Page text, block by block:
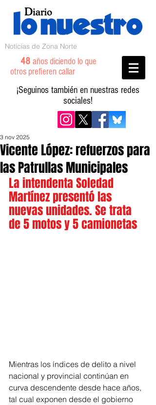
Noticias de Zona Norte
48 años diciendo lo que
otros prefieren callar
¡Seguinos también en nuestras redes
sociales!
Vicente López: refuerzos para
las Patrullas Municipales
3 nov 2025
La intendenta Soledad
Martínez presentó las
nuevas unidades. Se trata
de 5 motos y 5 camionetas
Mientras los índices de delito a nivel
nacional y provincial continúan en
curva descendente desde hace años,
tal cual exponen desde el gobierno